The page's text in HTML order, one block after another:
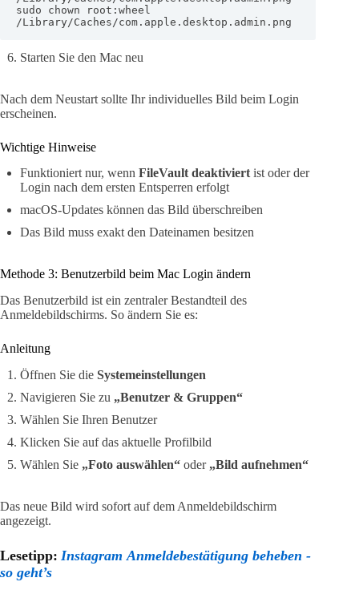
sudo chown root:wheel
/Library/Caches/com.apple.desktop.admin.png
Starten Sie den Mac neu
Nach dem Neustart sollte Ihr individuelles Bild beim Login
erscheinen.
Wichtige Hinweise
Funktioniert nur, wenn FileVault deaktiviert ist oder der
Login nach dem ersten Entsperren erfolgt
macOS-Updates können das Bild überschreiben
Das Bild muss exakt den Dateinamen besitzen
Methode 3: Benutzerbild beim Mac Login ändern
Das Benutzerbild ist ein zentraler Bestandteil des
Anmeldebildschirms. So ändern Sie es:
Anleitung
Öffnen Sie die Systemeinstellungen
Navigieren Sie zu „Benutzer & Gruppen“
Wählen Sie Ihren Benutzer
Klicken Sie auf das aktuelle Profilbild
Wählen Sie „Foto auswählen“ oder „Bild aufnehmen“
Das neue Bild wird sofort auf dem Anmeldebildschirm
angezeigt.
Lesetipp: Instagram Anmeldebestätigung beheben -
so geht’s